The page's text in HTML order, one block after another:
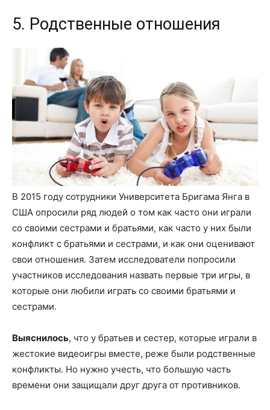
5. Родственные отношения
В 2015 году сотрудники Университета Бригама Янга в
США опросили ряд людей о том как часто они играли
со своими сестрами и братьями, как часто у них были
конфликт с братьями и сестрами, и как они оценивают
свои отношения. Затем исследователи попросили
участников исследования назвать первые три игры, в
которые они любили играть со своими братьями и
сестрами.
Выяснилось, что у братьев и сестер, которые играли в
жестокие видеоигры вместе, реже были родственные
конфликты. Но нужно учесть, что большую часть
времени они защищали друг друга от противников.